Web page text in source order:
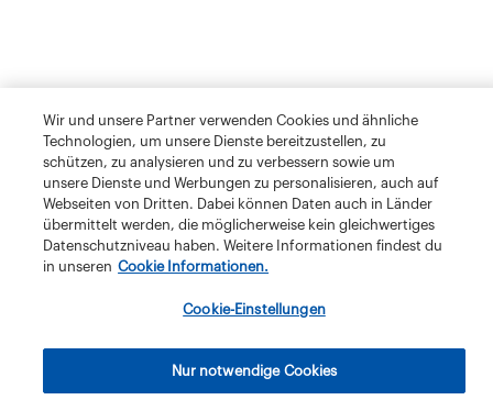
Privacy Policy
The Migros Group Legal Notice
Wir und unsere Partner verwenden Cookies und ähnliche
Technologien, um unsere Dienste bereitzustellen, zu
schützen, zu analysieren und zu verbessern sowie um
unsere Dienste und Werbungen zu personalisieren, auch auf
Webseiten von Dritten. Dabei können Daten auch in Länder
übermittelt werden, die möglicherweise kein gleichwertiges
Datenschutzniveau haben. Weitere Informationen findest du
in unseren Cookie Informationen.
Cookie-Einstellungen
Nur notwendige Cookies